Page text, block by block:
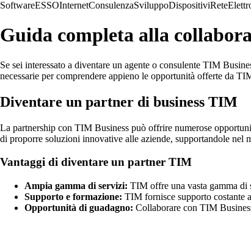
SoftwareESSOInternetConsulenzaSviluppoDispositiviRete
Guida completa alla
Se sei interessato a diventare un agente o consulente TIM
necessarie per comprendere appieno le opportunità offerte da
Diventare un partner di business TIM
La partnership con TIM Business può offrire numerose
di proporre soluzioni innovative alle aziende, supportandole nel
Vantaggi di diventare un partner TIM
Ampia gamma di servizi: TIM offre una vasta gamma di
Supporto e formazione: TIM fornisce supporto costante
Opportunità di guadagno: Collaborare con TIM